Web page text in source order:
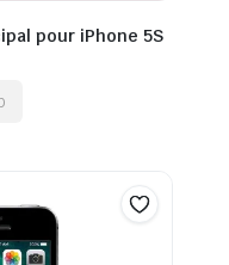
pour iPhone 5S